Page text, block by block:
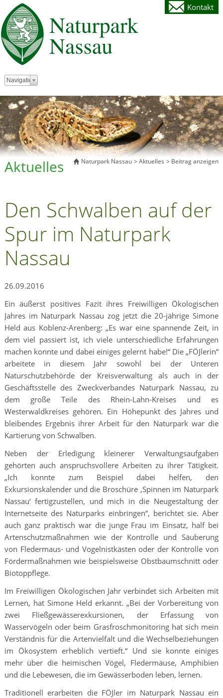
Kontakt
Zielseite
Navigation
Naturpark Nassau Aktuelles Beitrag anzeigen
Aktuelles
Den Schwalben auf der
Spur im Naturpark
Nassau
26.09.2016
Ein äußerst positives Fazit ihres Freiwilligen Ökologischen
Jahres im Naturpark Nassau zog jetzt die 20-jährige Simone
Held aus Koblenz-Arenberg: „Es war eine spannende Zeit, in
dem viel passiert ist, ich viele unterschiedliche Erfahrungen
machen konnte und dabei einiges gelernt habe!“ Die „FÖJlerin“
arbeitete in diesem Jahr sowohl bei der Unteren
Naturschutzbehörde der Kreisverwaltung als auch in der
Geschäftsstelle des Zweckverbandes Naturpark Nassau, zu
dem große Teile des Rhein-Lahn-Kreises und es
Westerwaldkreises gehören. Ein Höhepunkt des Jahres und
bleibendes Ergebnis ihrer Arbeit für den Naturpark war die
Kartierung von Schwalben.
Neben der Erledigung kleinerer Verwaltungsaufgaben
gehörten auch anspruchsvollere Arbeiten zu ihrer Tätigkeit.
„Ich konnte zum Beispiel dabei helfen, den
Exkursionskalender und die Broschüre ,Spinnen im Naturpark
Nassau‘ fertigzustellen, und mich in die Neugestaltung der
Internetseite des Naturparks einbringen“, berichtet sie. Aber
auch ganz praktisch war die junge Frau im Einsatz, half bei
Artenschutzmaßnahmen wie der Kontrolle und Säuberung
von Fledermaus- und Vogelnistkästen oder der Kontrolle von
Fördermaßnahmen wie beispielsweise Obstbaumschnitt oder
Biotoppflege.
Im Freiwilligen Ökologischen Jahr verbindet sich Arbeiten mit
Lernen, hat Simone Held erkannt. „Bei der Vorbereitung von
zwei Fließgewässerexkursionen, der Erfassung von
Wasservögeln oder beim Grasfroschmonitoring hat sich mein
Verständnis für die Artenvielfalt und die Wechselbeziehungen
im Ökosystem erheblich vertieft.“ Und sie konnte einiges
mehr über die heimischen Vögel, Fledermäuse, Amphibien
und die Lebewesen, die im Gewässerboden leben, lernen.
Traditionell erarbeiten die FÖJler im Naturpark Nassau ein